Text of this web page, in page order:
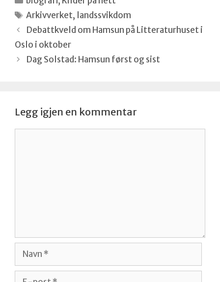
Stikkord
Arkivverket, landssvikdom
Debattkveld om Hamsun på Litteraturhuset i
Oslo i oktober
Dag Solstad: Hamsun først og sist
Legg igjen en kommentar
Navn
E-